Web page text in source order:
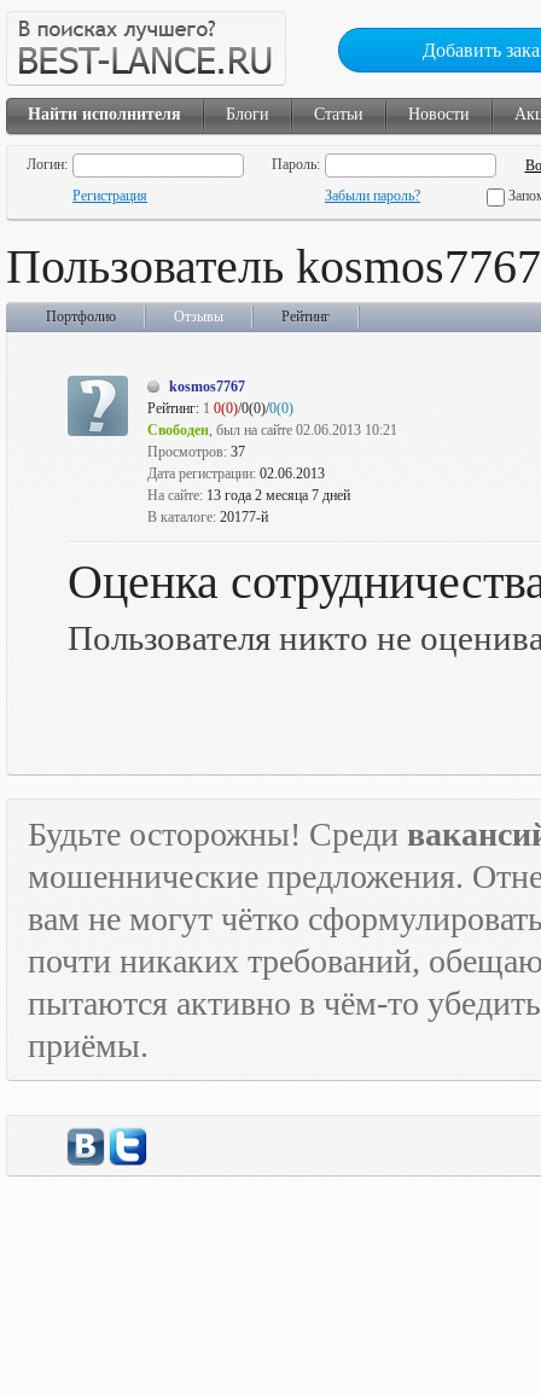
Добавить
Найти исполнителя Блоги Статьи Новости
Логин:
Пароль:
Регистрация
Забыли пароль?
Пользователь kosmos7767
Портфолио Отзывы Рейтинг
kosmos7767
Рейтинг: 1 0(0)/0(0)/0(0)
Свободен, был на сайте 02.06.2013 10:21
Просмотров: 37
Дата регистрации: 02.06.2013
На сайте: 13 года 2 месяца 7 дней
В каталоге: 20177-й
Оценка
Пользователя никто не
Будьте осторожны! Среди
мошеннические предложения.
вам не могут чётко
почти никаких требований,
пытаются активно в чём-то
приёмы.